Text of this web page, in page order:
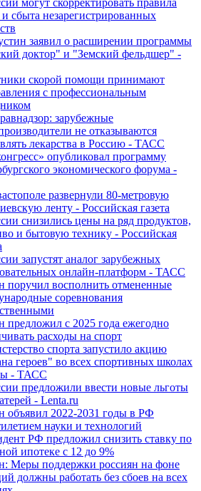
могут скорректировать правила
и сбыта незарегистрированных
заявил о расширении программы
доктор" и "Земский фельдшер" -
скорой помощи принимают
с профессиональным
зарубежные
не отказываются
лекарства в Россию - ТАСС
опубликовал программу
экономического форума -
развернули 80-метровую
ленту - Российская газета
снизились цены на ряд продуктов,
и бытовую технику - Российская
запустят аналог зарубежных
онлайн-платформ - ТАСС
поручил восполнить отмененные
соревнования
предложил с 2025 года ежегодно
расходы на спорт
спорта запустило акцию
героев" во всех спортивных школах
- ТАСС
предложили ввести новые льготы
- Lenta.ru
объявил 2022-2031 годы в РФ
науки и технологий
РФ предложил снизить ставку по
ипотеке с 12 до 9%
Меры поддержки россиян на фоне
должны работать без сбоев на всех